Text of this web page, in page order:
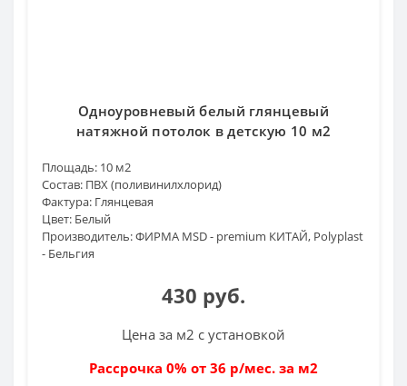
Одноуровневый белый глянцевый
натяжной потолок в детскую 10 м2
Площадь: 10 м2
Состав: ПВХ (поливинилхлорид)
Фактура: Глянцевая
Цвет: Белый
Производитель:ФИРМА MSD - premium КИТАЙ, Polyplast
- Бельгия
430 руб.
Цена за м2 с установкой
Рассрочка 0% от 36 р/мес. за м2